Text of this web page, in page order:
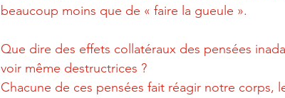
beaucoup moins que de « faire la gueule ».
Que dire des effets collatéraux des pensées
voir même destructrices ?
Chacune de ces pensées fait réagir notre corps,